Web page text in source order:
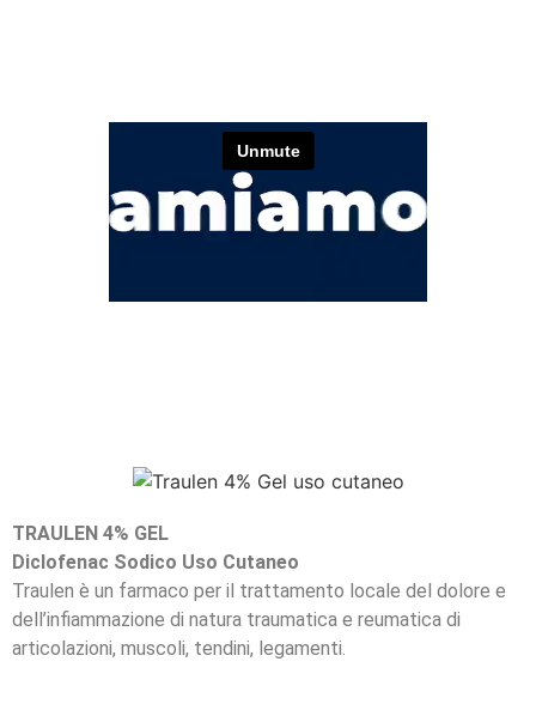
TRAULEN 4% GEL
Diclofenac Sodico Uso Cutaneo
Traulen è un farmaco per il trattamento locale del dolore e
dell’infiammazione di natura traumatica e reumatica di
articolazioni, muscoli, tendini, legamenti.